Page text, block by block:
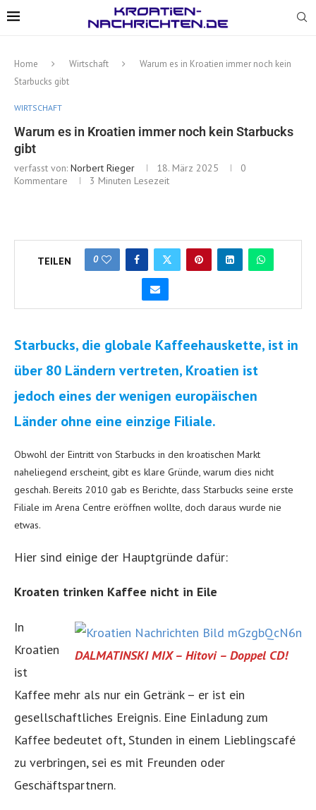
Home Wirtschaft
Warum es in Kroatien immer noch kein
Starbucks gibt
WIRTSCHAFT
Warum es in Kroatien immer noch kein Starbucks
gibt
verfasst von: Norbert Rieger 18. März 2025
0
Kommentare
3 Minuten Lesezeit
TEILEN 0
Starbucks, die globale Kaffeehauskette, ist in
über 80 Ländern vertreten, Kroatien ist
jedoch eines der wenigen europäischen
Länder ohne eine einzige Filiale.
Obwohl der Eintritt von Starbucks in den kroatischen Markt
naheliegend erscheint, gibt es klare Gründe, warum dies nicht
geschah. Bereits 2010 gab es Berichte, dass Starbucks seine erste
Filiale im Arena Centre eröffnen wollte, doch daraus wurde nie
etwas.
Hier sind einige der Hauptgründe dafür:
Kroaten trinken Kaffee nicht in Eile
DALMATINSKI MIX – Hitovi – Doppel CD!
In
Kroatien
ist
Kaffee mehr als nur ein Getränk – er ist ein
gesellschaftliches Ereignis. Eine Einladung zum
Kaffee bedeutet oft, Stunden in einem Lieblingscafé
zu verbringen, sei es mit Freunden oder
Geschäftspartnern.